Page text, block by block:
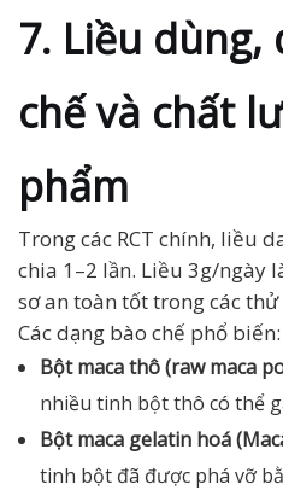
7. Liều dùng,
chế và chất
phẩm
Trong các RCT chính, liều
chia 1–2 lần. Liều 3g/ngày
sơ an toàn tốt trong các
Các dạng bào chế phổ biến:
Bột maca thô (raw maca
nhiều tinh bột thô có thể
Bột maca gelatin hoá
tinh bột đã được phá vỡ